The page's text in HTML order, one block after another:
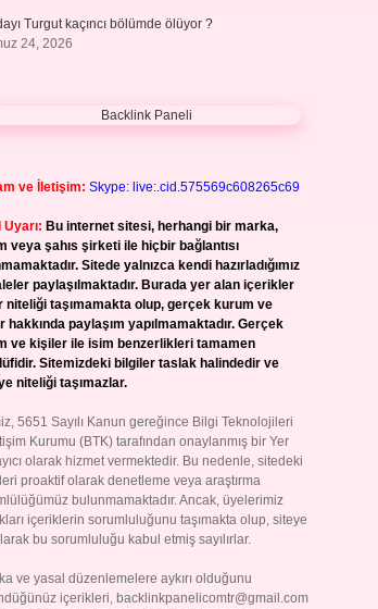
Turgut kaçıncı bölümde ölüyor ?
24, 2026
ve İletişim: Skype: live:.cid.575569c608265c69
Uyarı: Bu internet sitesi, herhangi bir marka,
veya şahıs şirketi ile hiçbir bağlantısı
Sitede yalnızca kendi hazırladığımız
paylaşılmaktadır. Burada yer alan içerikler
niteliği taşımamakta olup, gerçek kurum ve
hakkında paylaşım yapılmamaktadır. Gerçek
ve kişiler ile isim benzerlikleri tamamen
Sitemizdeki bilgiler taslak halindedir ve
niteliği taşımazlar.
5651 Sayılı Kanun gereğince Bilgi Teknolojileri
Kurumu (BTK) tarafından onaylanmış bir Yer
olarak hizmet vermektedir. Bu nedenle, sitedeki
proaktif olarak denetleme veya araştırma
bulunmamaktadır. Ancak, üyelerimiz
içeriklerin sorumluluğunu taşımakta olup, siteye
bu sorumluluğu kabul etmiş sayılırlar.
ve yasal düzenlemelere aykırı olduğunu
içerikleri, backlinkpanelicomtr@gmail.com